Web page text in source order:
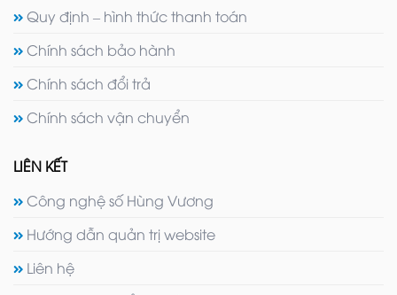
Quy định – hình thức thanh toán
Chính sách bảo hành
Chính sách đổi trả
Chính sách vận chuyển
LIÊN KẾT
Công nghệ số Hùng Vương
Hướng dẫn quản trị website
Liên hệ